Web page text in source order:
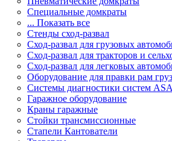
Специальные домкраты
... Показать все
Стенды сход-развал
Сход-развал для грузовых
Сход-развал для тракторов и
Сход-развал для легковых
Оборудование для правки рам
Системы диагностики систем
Гаражное оборудование
Краны гаражные
Стойки трансмиссионные
Стапели Кантователи